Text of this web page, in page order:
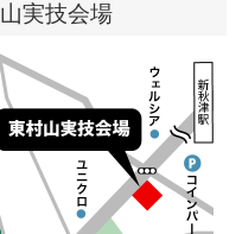
実技会場